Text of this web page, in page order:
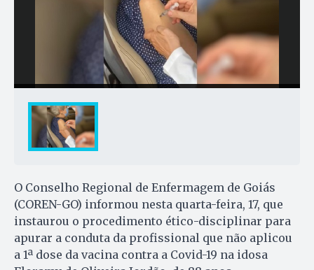
O Conselho Regional de Enfermagem de Goiás
(COREN-GO) informou nesta quarta-feira, 17, que
instaurou o procedimento ético-disciplinar para
apurar a conduta da profissional que não aplicou
a 1ª dose da vacina contra a Covid-19 na idosa